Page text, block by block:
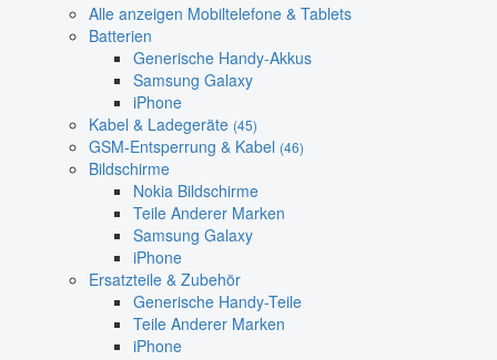
Alle anzeigen Mobiltelefone & Tablets
Batterien
Generische Handy-Akkus
Samsung Galaxy
iPhone
Kabel & Ladegeräte (45)
GSM-Entsperrung & Kabel (46)
Bildschirme
Nokia Bildschirme
Teile Anderer Marken
Samsung Galaxy
iPhone
Ersatzteile & Zubehör
Generische Handy-Teile
Teile Anderer Marken
iPhone